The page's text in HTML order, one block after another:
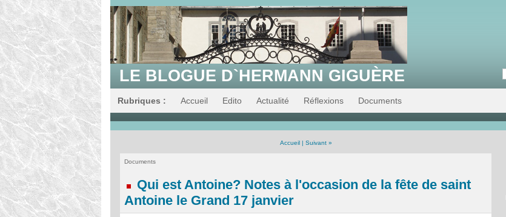
LE BLOGUE D`HERMANN GIGUÈRE
Rubriques : Accueil Edito Actualité Réflexions Documents
Accueil | Suivant »
Documents
Qui est Antoine? Notes à l'occasion de la fête de saint
Antoine le Grand 17 janvier